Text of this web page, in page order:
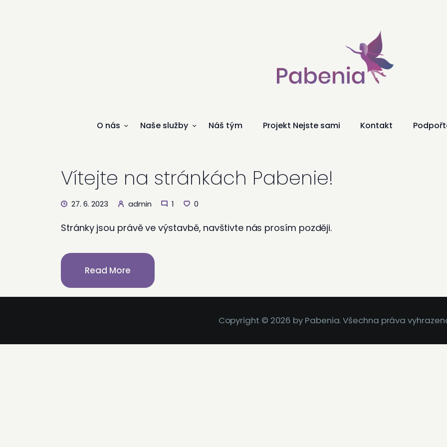
O nás Naše služby Náš tým Projekt Nejste sami Kontakt
NAŠE SLUŽBY
NÁŠ TÝM
SAMI
PODPOŘTE NÁS
Vítejte na stránkách Pabenie!
27. 6. 2023 admin 1 0
Stránky jsou právě ve výstavbě, navštivte nás prosím později.
Read More
Copyright © 2026 by Pabenia. Všechna práva